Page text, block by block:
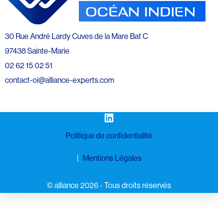
30 Rue André Lardy Cuves de la Mare Bat C
97438 Sainte-Marie
02 62 15 02 51
contact-oi@alliance-experts.com
LinkedIn
Politique de confidentialité
Mentions Légales
©️ alliance 2026 - Tous droits réservés